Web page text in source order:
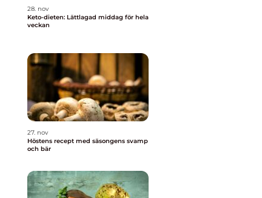
28. nov
Keto-dieten: Lättlagad middag för hela
veckan
27. nov
Höstens recept med säsongens svamp
och bär